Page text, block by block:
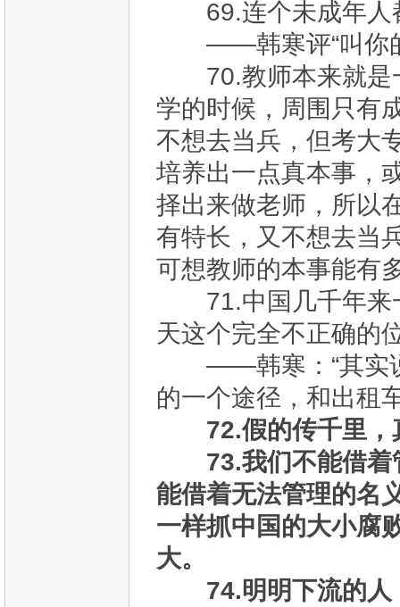
69.连个未成年人
——韩寒评“叫你的
70.教师本来就是
学的时候，周围只有
不想去当兵，但考大
培养出一点真本事，
择出来做老师，所以
有特长，又不想去当
可想教师的本事能有
71.中国几千年来
天这个完全不正确的
——韩寒：“其实说
的一个途径，和出租
72.假的传千里
73.我们不能借
能借着无法管理的名
一样抓中国的大小腐
大。
74.明明下流的